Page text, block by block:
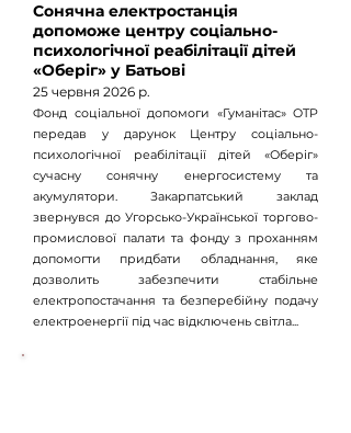
Сонячна електростанція
допоможе центру соціально-
психологічної реабілітації дітей
«Оберіг» у Батьові
25 червня 2026 р.
Фонд соціальної допомоги «Гуманітас» OTP
передав у дарунок Центру соціально-
психологічної реабілітації дітей «Оберіг»
сучасну сонячну енергосистему та
акумулятори. Закарпатський заклад
звернувся до Угорсько-Української торгово-
промислової палати та фонду з проханням
допомогти придбати обладнання, яке
дозволить забезпечити стабільне
електропостачання та безперебійну подачу
електроенергії під час відключень світла...